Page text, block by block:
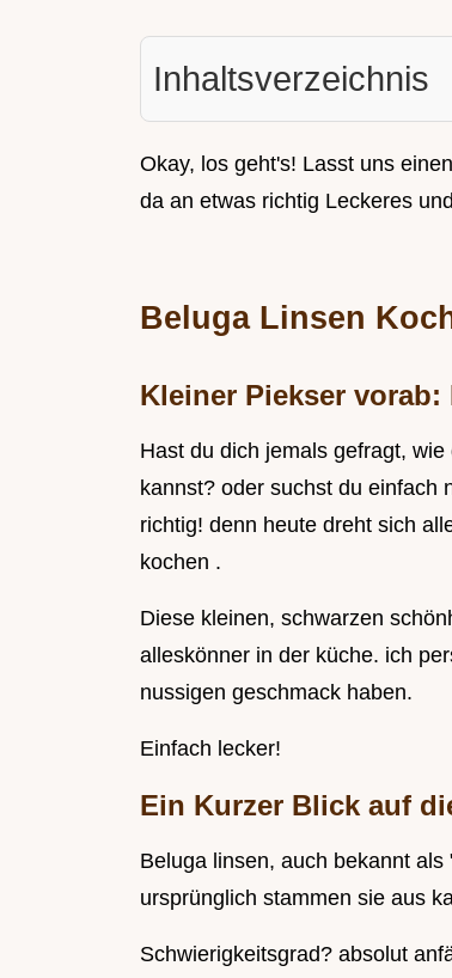
Inhaltsverzeichnis
Okay, los geht's! Lasst uns
da an etwas richtig Leckeres
Beluga Linsen
Kleiner Piekser
Hast du dich jemals gefragt,
kannst? oder suchst du einfach
richtig! denn heute dreht sich
kochen .
Diese kleinen, schwarzen
alleskönner in der küche. ich
nussigen geschmack haben.
Einfach lecker!
Ein Kurzer Blick auf
Beluga linsen, auch bekannt
ursprünglich stammen sie aus
Schwierigkeitsgrad? absolut